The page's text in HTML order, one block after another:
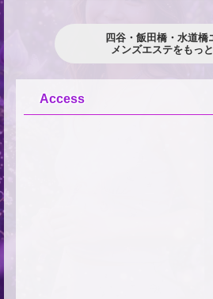
四谷・飯田橋・水道橋
メンズエステをもっと
Access